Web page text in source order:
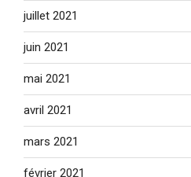
juillet 2021
juin 2021
mai 2021
avril 2021
mars 2021
février 2021